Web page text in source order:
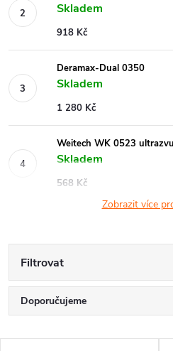
Skladem
918 Kč
Deramax-Dual 0350
Skladem
1 280 Kč
Weitech WK 0523
Skladem
568 Kč
Zobrazit více
Filtrovat
Ř
a
Doporučujeme